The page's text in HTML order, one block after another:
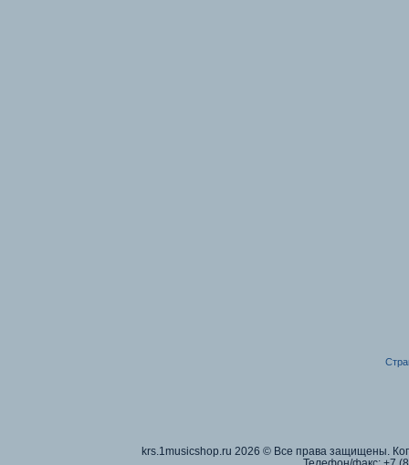
krs.1musicshop.ru 2026 © Все права защищены.